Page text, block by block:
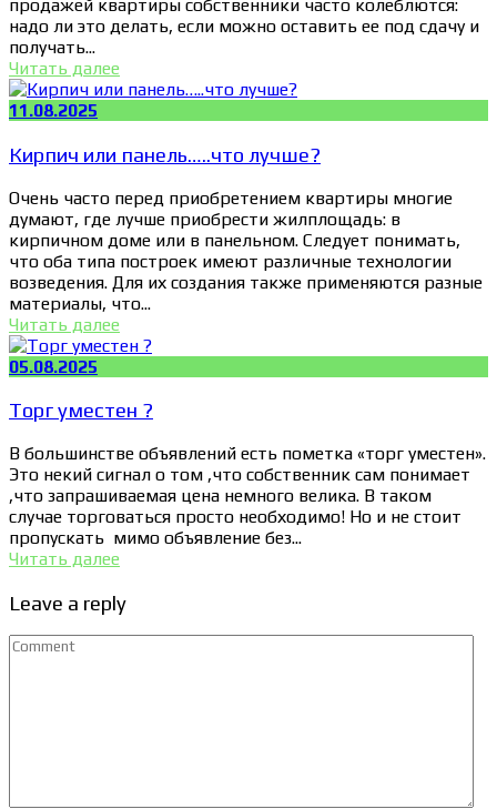
продажей квартиры собственники часто колеблются:
надо ли это делать, если можно оставить ее под сдачу и
получать...
Читать далее
11.08.2025
Кирпич или панель…..что лучше?
Очень часто перед приобретением квартиры многие
думают, где лучше приобрести жилплощадь: в
кирпичном доме или в панельном. Следует понимать,
что оба типа построек имеют различные технологии
возведения. Для их создания также применяются разные
материалы, что...
Читать далее
05.08.2025
Торг уместен ?
В большинстве объявлений есть пометка «торг уместен».
Это некий сигнал о том ,что собственник сам понимает
,что запрашиваемая цена немного велика. В таком
случае торговаться просто необходимо! Но и не стоит
пропускать мимо объявление без...
Читать далее
Leave a reply